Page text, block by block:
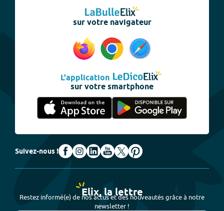
sur votre navigateur
L'application
sur votre smartphone
Suivez-nous !
Elix, la lettre
Restez informé(e) de nos actus et des nouveautés grâce à notre
newsletter !